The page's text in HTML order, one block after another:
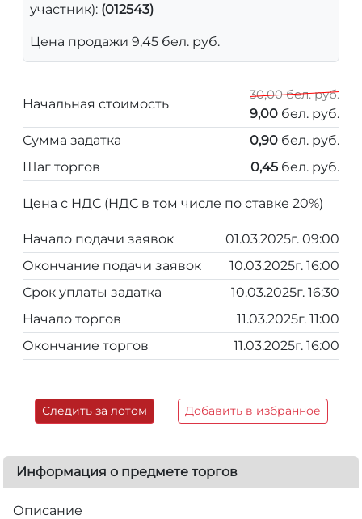
участник): (012543)
Цена продажи 9,45 бел. руб.
Начальная стоимость
30,00 бел. руб.
9,00 бел. руб.
Сумма задатка
0,90 бел. руб.
Шаг торгов
0,45 бел. руб.
Цена с НДС (НДС в том числе по ставке 20%)
Начало подачи заявок
01.03.2025г. 09:00
Окончание подачи заявок
10.03.2025г. 16:00
Срок уплаты задатка
10.03.2025г. 16:30
Начало торгов
11.03.2025г. 11:00
Окончание торгов
11.03.2025г. 16:00
Следить за лотом Добавить в избранное
Информация о предмете торгов
Описание